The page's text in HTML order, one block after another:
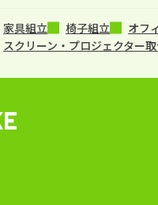
家具組立 椅子組立 オフ
スクリーン・プロジェクター